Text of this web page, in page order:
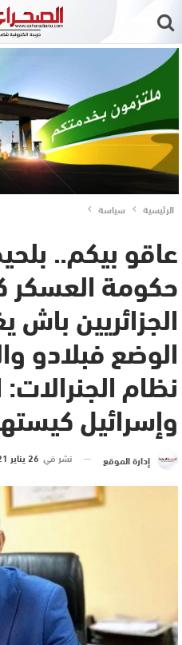
الرئيسية سياسة
عاقو بيكم..
حكومة العسكر
الجزائريين
الوضع فبلادو
نظام
وإسرائيل
إدارة الموقع نشر في 26 يناير 2021 الساعة 6 و 12 دقيقة